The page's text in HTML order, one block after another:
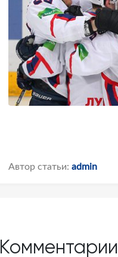
Автор статьи: admin
Комментарии